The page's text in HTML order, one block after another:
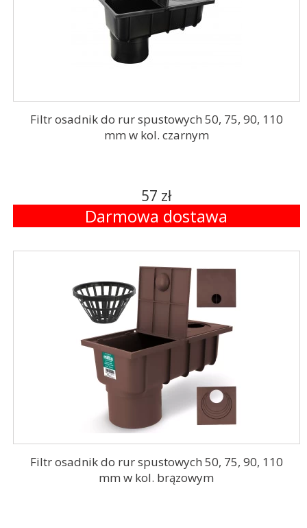
Filtr osadnik do rur spustowych 50, 75, 90, 110
mm w kol. czarnym
57 zł
Darmowa dostawa
Filtr osadnik do rur spustowych 50, 75, 90, 110
mm w kol. brązowym